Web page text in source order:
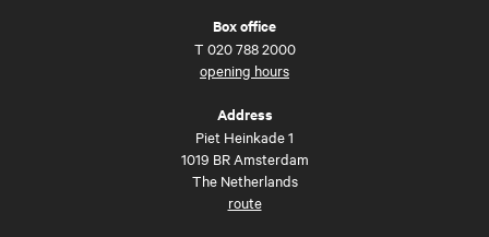
Box office
T 020 788 2000
opening hours
Address
Piet Heinkade 1
1019 BR Amsterdam
The Netherlands
route